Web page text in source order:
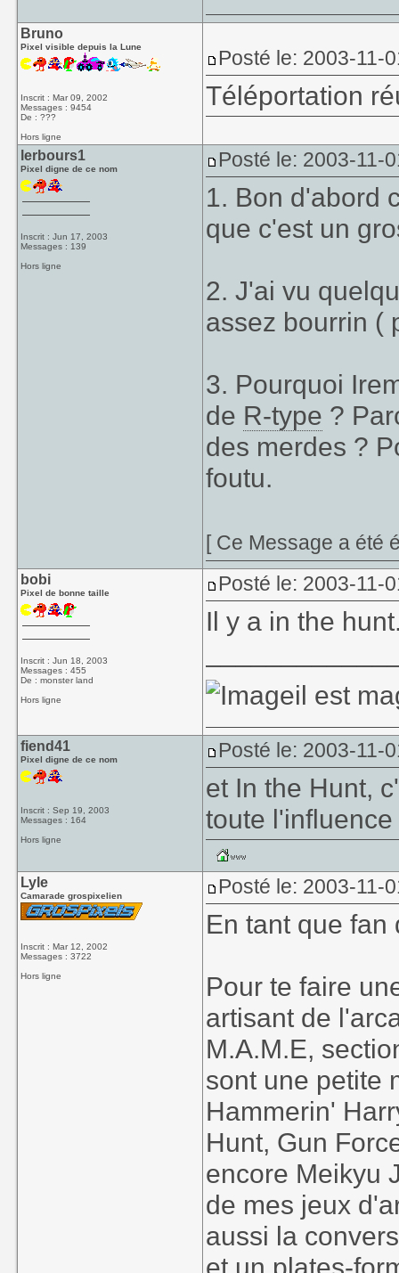
Bruno
Pixel visible depuis la Lune
Inscrit : Mar 09, 2002
Messages : 9454
De : ???
Hors ligne
Posté le: 2003-11-
Téléportation
lerbours1
Pixel digne de ce nom
Inscrit : Jun 17, 2003
Messages : 139
Hors ligne
Posté le: 2003-11-
1. Bon d'abord
que c'est un
2. J'ai vu
assez bourrin (
3. Pourquoi
de R-type ?
des merdes ?
foutu.
[ Ce Message a été
bobi
Pixel de bonne taille
Inscrit : Jun 18, 2003
Messages : 455
De : monster land
Hors ligne
Posté le: 2003-11-
Il y a in the
il est
fiend41
Pixel digne de ce nom
Inscrit : Sep 19, 2003
Messages : 164
Hors ligne
Posté le: 2003-11-
et In the Hunt,
toute
Lyle
Camarade grospixelien
Inscrit : Mar 12, 2002
Messages : 3722
Hors ligne
Posté le: 2003-11-
En tant que fan
Pour te faire
artisant de
M.A.M.E,
sont une petite
Hammerin'
Hunt, Gun
encore Meikyu
de mes jeux
aussi la
et un plates-